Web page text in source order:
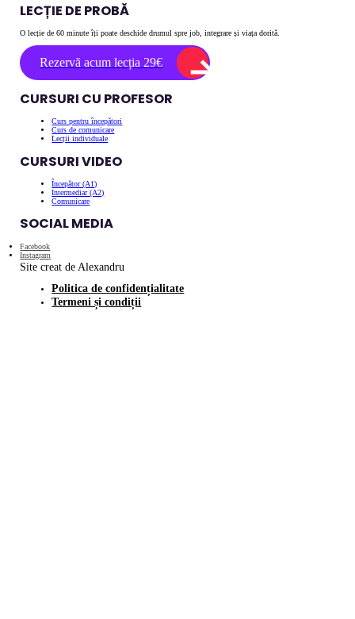
LECȚIE DE PROBĂ
O lecție de 60 minute îți poate deschide drumul spre job, integrare și viața dorită.
Rezervă acum lecția 29€
CURSURI CU PROFESOR
Curs pentru începători
Curs de comunicare
Lecții individuale
CURSURI VIDEO
Începător (A1)
Intermediar (A2)
Comunicare
SOCIAL MEDIA
Facebook
Instagram
Site creat de Alexandru
Politica de confidențialitate
Termeni și condiții